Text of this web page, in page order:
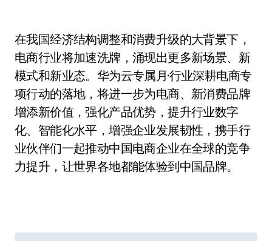
在我国经济结构调整和消费升级的大背景下，
电商行业将加速洗牌，涌现出更多新场景、新
模式和新业态。华为云专属月·行业深耕电商专
项行动的落地，将进一步为电商、新消费品牌
增添新价值，强化产品优势，提升行业数字
化、智能化水平，增强企业发展韧性，携手行
业伙伴们一起推动中国电商企业在全球的竞争
力提升，让世界各地都能体验到中国品牌。